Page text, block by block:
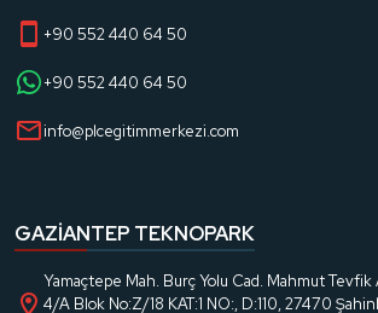
+90 552 440 64 50
+90 552 440 64 50
info@plcegitimmerkezi.com
GAZIANTEP TEKNOPARK
Yamaçtepe Mah. Burç Yolu Cad. Mahmut Tevfik
4/A Blok No:Z/18 KAT:1 NO:, D:110, 27470